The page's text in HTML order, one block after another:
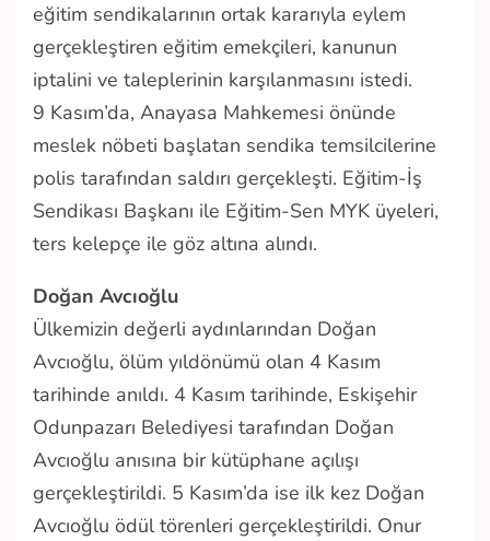
eğitim sendikalarının ortak kararıyla eylem
gerçekleştiren eğitim emekçileri, kanunun
iptalini ve taleplerinin karşılanmasını istedi.
9 Kasım’da, Anayasa Mahkemesi önünde
meslek nöbeti başlatan sendika temsilcilerine
polis tarafından saldırı gerçekleşti. Eğitim-İş
Sendikası Başkanı ile Eğitim-Sen MYK üyeleri,
ters kelepçe ile göz altına alındı.
Doğan Avcıoğlu
Ülkemizin değerli aydınlarından Doğan
Avcıoğlu, ölüm yıldönümü olan 4 Kasım
tarihinde anıldı. 4 Kasım tarihinde, Eskişehir
Odunpazarı Belediyesi tarafından Doğan
Avcıoğlu anısına bir kütüphane açılışı
gerçekleştirildi. 5 Kasım’da ise ilk kez Doğan
Avcıoğlu ödül törenleri gerçekleştirildi. Onur